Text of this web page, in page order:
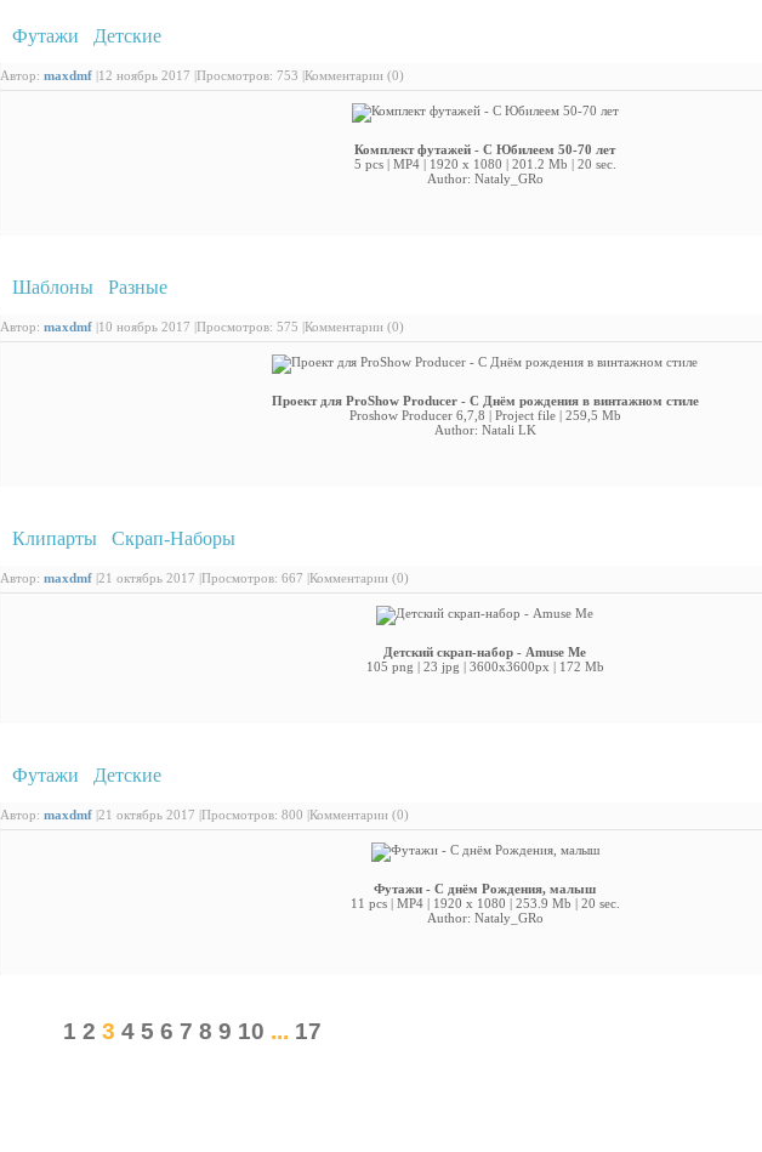
Футажи Детские
Автор: maxdmf |12 ноябрь 2017 |Просмотров: 753 |Комментарии (0)
Комплект футажей - С Юбилеем 50-70 лет
5 pcs | MP4 | 1920 x 1080 | 201.2 Mb | 20 sec.
Author: Nataly_GRo
Шаблоны Разные
Автор: maxdmf |10 ноябрь 2017 |Просмотров: 575 |Комментарии (0)
Проект для ProShow Producer - С Днём рождения в винтажном стиле
Proshow Producer 6,7,8 | Project file | 259,5 Mb
Author: Natali LK
Клипарты Скрап-Наборы
Автор: maxdmf |21 октябрь 2017 |Просмотров: 667 |Комментарии (0)
Детский скрап-набор - Amuse Me
105 png | 23 jpg | 3600x3600px | 172 Mb
Футажи Детские
Автор: maxdmf |21 октябрь 2017 |Просмотров: 800 |Комментарии (0)
Футажи - С днём Рождения, малыш
11 pcs | MP4 | 1920 x 1080 | 253.9 Mb | 20 sec.
Author: Nataly_GRo
1 2 3 4 5 6 7 8 9 10 ... 17